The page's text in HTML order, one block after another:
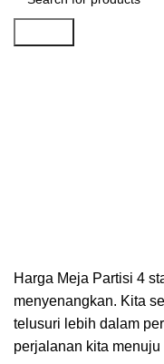
Harga Meja Partisi 4
menyenangkan. Kita
telusuri lebih dalam
perjalanan kita